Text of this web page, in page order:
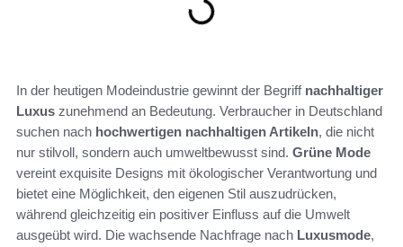
In der heutigen Modeindustrie gewinnt der Begriff nachhaltiger
Luxus zunehmend an Bedeutung. Verbraucher in Deutschland
suchen nach hochwertigen nachhaltigen Artikeln, die nicht
nur stilvoll, sondern auch umweltbewusst sind. Grüne Mode
vereint exquisite Designs mit ökologischer Verantwortung und
bietet eine Möglichkeit, den eigenen Stil auszudrücken,
während gleichzeitig ein positiver Einfluss auf die Umwelt
ausgeübt wird. Die wachsende Nachfrage nach Luxusmode,